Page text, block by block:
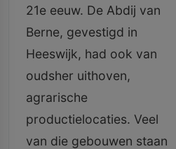
21e eeuw. De Abdij van
Berne, gevestigd in
Heeswijk, had ook van
oudsher uithoven,
agrarische
productielocaties. Veel
van die gebouwen staan